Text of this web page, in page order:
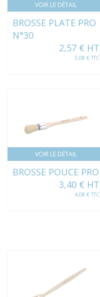
VOIR LE DÉTAIL
BROSSE PLATE PRO
N°30
2,57 € HT
3,08 € TTC
VOIR LE DÉTAIL
BROSSE POUCE PRO
3,40 € HT
4,08 € TTC